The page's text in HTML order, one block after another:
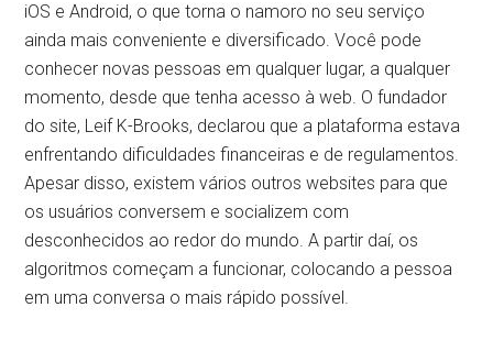
iOS e Android, o que torna o namoro no seu serviço
ainda mais conveniente e diversificado. Você pode
conhecer novas pessoas em qualquer lugar, a qualquer
momento, desde que tenha acesso à web. O fundador
do site, Leif K-Brooks, declarou que a plataforma estava
enfrentando dificuldades financeiras e de regulamentos.
Apesar disso, existem vários outros websites para que
os usuários conversem e socializem com
desconhecidos ao redor do mundo. A partir daí, os
algoritmos começam a funcionar, colocando a pessoa
em uma conversa o mais rápido possível.